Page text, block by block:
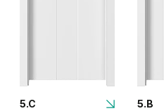
5.C 5.B